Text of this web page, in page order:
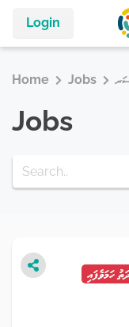
Login
Home Jobs
Jobs
ހަމަވެފައި